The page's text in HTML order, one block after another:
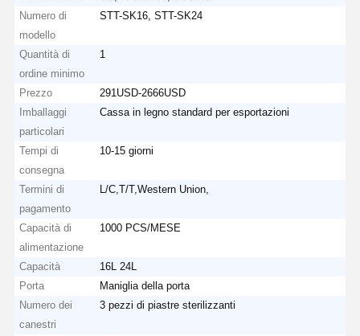
Numero di
modello
STT-SK16, STT-SK24
Quantità di
ordine minimo
1
Prezzo
291USD-2666USD
Imballaggi
particolari
Cassa in legno standard per esportazioni
Tempi di
consegna
10-15 giorni
Termini di
pagamento
L/C,T/T,Western Union,
Capacità di
alimentazione
1000 PCS/MESE
Capacità
16L 24L
Porta
Maniglia della porta
Numero dei
canestri
3 pezzi di piastre sterilizzanti